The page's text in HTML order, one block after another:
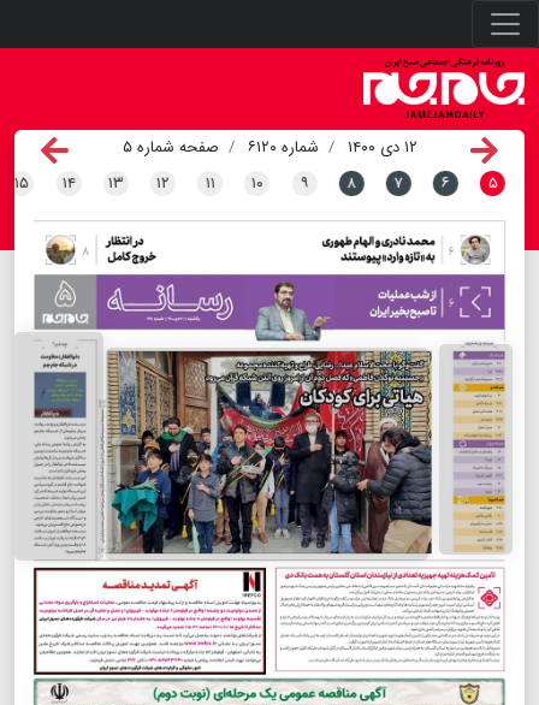
۱۲ دی ۱۴۰۰ شماره ۶۱۲۰
صفحه شماره ۵
۵ ۶ ۷ ۸ ۹ ۱۰ ۱۱ ۱۲ ۱۳ ۱۴ ۱۵